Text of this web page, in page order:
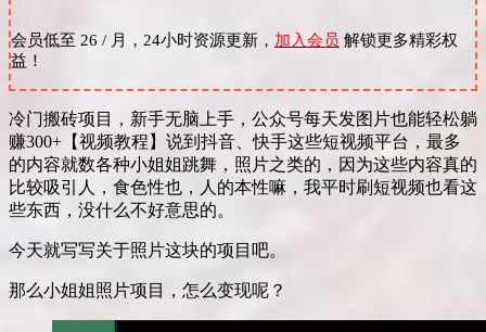
会员低至 26 / 月，24小时资源更新， 加入会员 解锁更多精彩权
益！
冷门搬砖项目，新手无脑上手，公众号每天发图片也能轻松躺
赚300+【视频教程】说到抖音、快手这些短视频平台，最多
的内容就数各种小姐姐跳舞，照片之类的，因为这些内容真的
比较吸引人，食色性也，人的本性嘛，我平时刷短视频也看这
些东西，没什么不好意思的。
今天就写写关于照片这块的项目吧。
那么小姐姐照片项目，怎么变现呢？